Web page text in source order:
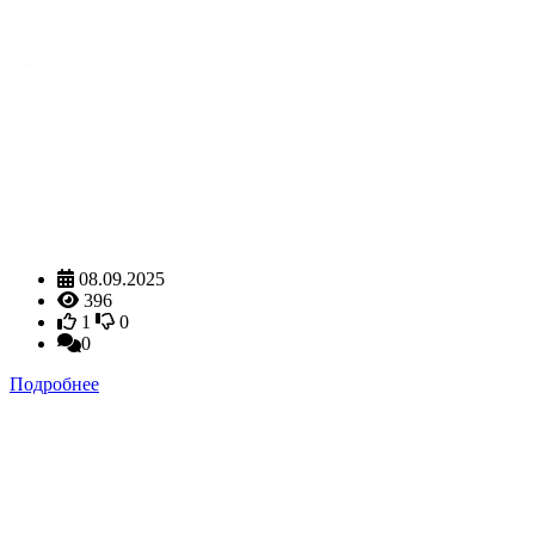
08.09.2025
396
1
0
0
Подробнее